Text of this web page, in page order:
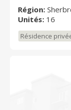
Région:
Unités: 16
Résidence